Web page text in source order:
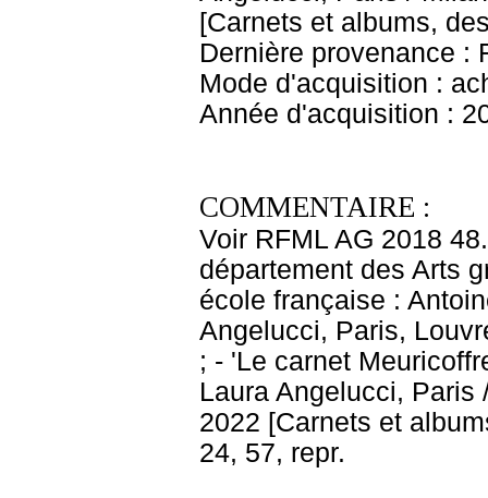
[Carnets et albums,
Dernière provenance :
Mode d'acquisition :
Année d'acquisition :
COMMENTAIRE :
Voir RFML AG 2018
département des Arts
école française :
Angelucci, Paris,
; - 'Le carnet
Laura Angelucci,
2022 [Carnets et
24, 57, repr.